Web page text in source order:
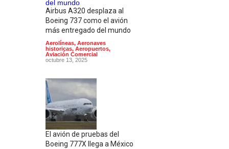
Airbus A320 desplaza al
Boeing 737 como el avión
más entregado del mundo
Aerolíneas, Aeronaves
historicas, Aeropuertos,
Aviación Comercial
octubre 13, 2025
El avión de pruebas del
Boeing 777X llega a México